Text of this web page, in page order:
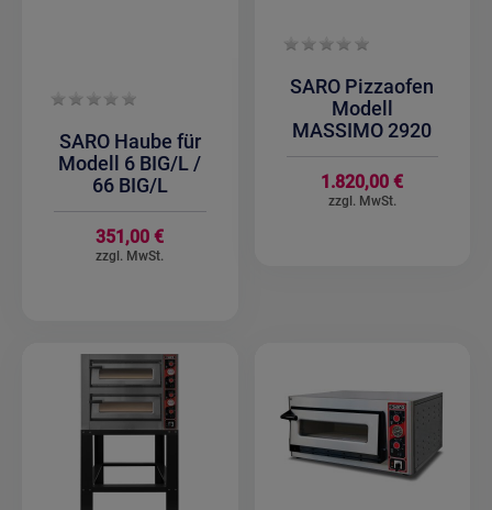
SARO Haube für
Modell 6 BIG/L /
66 BIG/L
351,00 €
SARO Pizzaofen
Modell
MASSIMO 2920
1.820,00 €